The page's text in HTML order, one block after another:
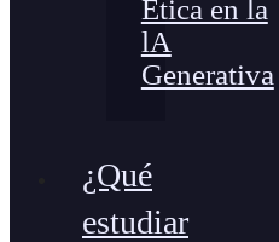
Ética en la
lA
Generativa
¿Qué
estudiar